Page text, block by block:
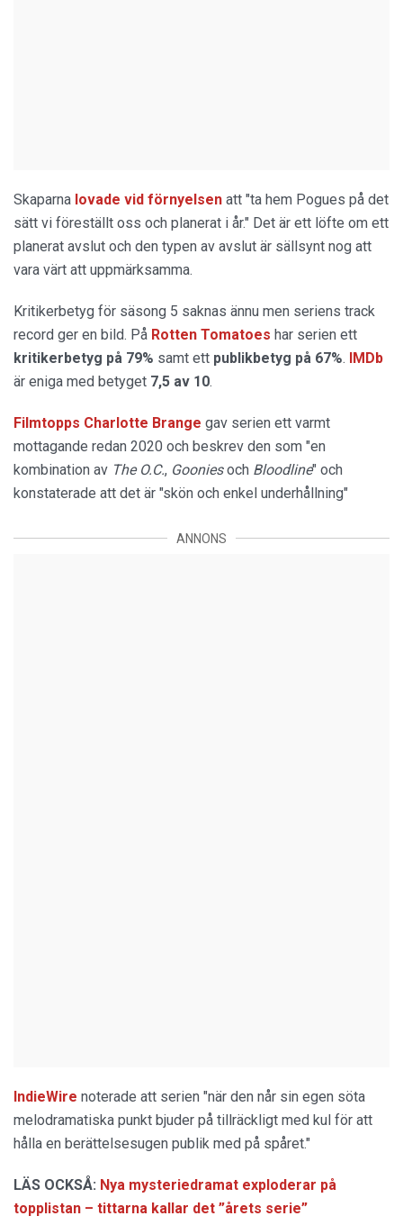
Skaparna lovade vid förnyelsen att "ta hem Pogues på det
sätt vi föreställt oss och planerat i år." Det är ett löfte om ett
planerat avslut och den typen av avslut är sällsynt nog att
vara värt att uppmärksamma.
Kritikerbetyg för säsong 5 saknas ännu men seriens track
record ger en bild. På Rotten Tomatoes har serien ett
kritikerbetyg på 79% samt ett publikbetyg på 67%. IMDb
är eniga med betyget 7,5 av 10.
Filmtopps Charlotte Brange gav serien ett varmt
mottagande redan 2020 och beskrev den som "en
kombination av The O.C., Gooniesoch Bloodline" och
konstaterade att det är "skön och enkel underhållning"
ANNONS
IndieWire noterade att serien "när den når sin egen söta
melodramatiska punkt bjuder på tillräckligt med kul för att
hålla en berättelsesugen publik med på spåret."
LÄS OCKSÅ: Nya mysteriedramat exploderar på
topplistan – tittarna kallar det ”årets serie”